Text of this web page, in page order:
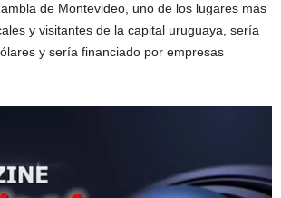
de Montevideo, uno de los lugares más
y visitantes de la capital uruguaya, sería
y sería financiado por empresas